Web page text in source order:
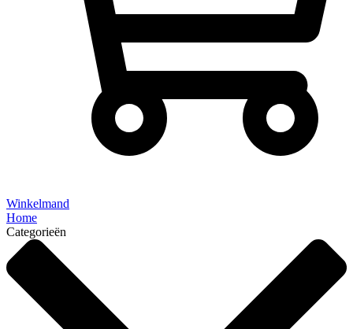
Winkelmand
Home
Categorieën